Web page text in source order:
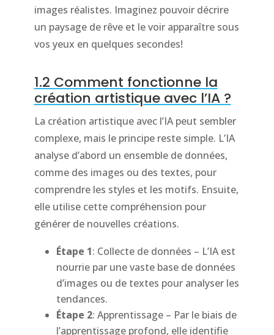
images réalistes. Imaginez pouvoir décrire
un paysage de rêve et le voir apparaître sous
vos yeux en quelques secondes!
1.2 Comment fonctionne la
création artistique avec l’IA ?
La création artistique avec l’IA peut sembler
complexe, mais le principe reste simple. L’IA
analyse d’abord un ensemble de données,
comme des images ou des textes, pour
comprendre les styles et les motifs. Ensuite,
elle utilise cette compréhension pour
générer de nouvelles créations.
Étape 1: Collecte de données – L’IA est
nourrie par une vaste base de données
d’images ou de textes pour analyser les
tendances.
Étape 2: Apprentissage – Par le biais de
l’apprentissage profond, elle identifie